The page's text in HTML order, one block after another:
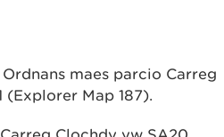
maes parcio Carreg
(Explorer Map 187).